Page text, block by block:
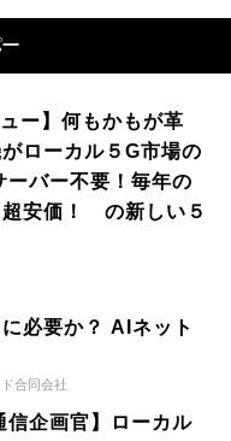
ー】何もかもが革
ローカル５G市場の
ーバー不要！毎年の
超安価！ の新しい５
必要か？ AIネット
合同会社
信企画官】ローカル